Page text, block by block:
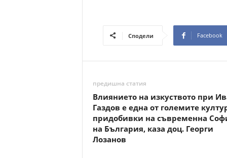
Сподели Facebook
предишна статия
Влиянието на изкуството при
Газдов е една от големите
придобивки на съвременна
на България, каза доц. Георги
Лозанов